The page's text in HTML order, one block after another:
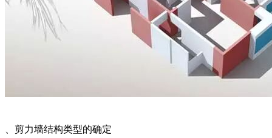
、剪力墙结构类型的确定